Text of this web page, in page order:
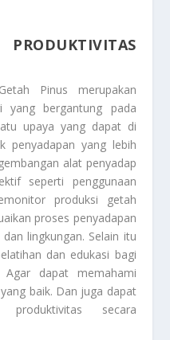
Pinus merupakan
bergantung pada
upaya yang dapat di
penyadapan yang lebih
alat penyadap
seperti penggunaan
produksi getah
proses penyadapan
lingkungan. Selain itu
dan edukasi bagi
dapat memahami
baik. Dan juga dapat
produktivitas secara